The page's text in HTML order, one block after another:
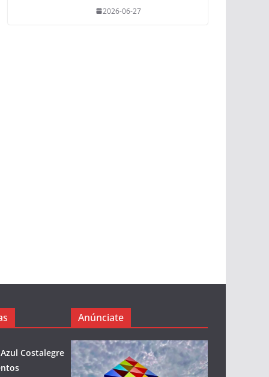
2026-06-27
Costalegre
Anúnciate